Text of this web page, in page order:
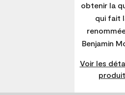
obtenir la
qui fait
Benjamin
Voir les
produit